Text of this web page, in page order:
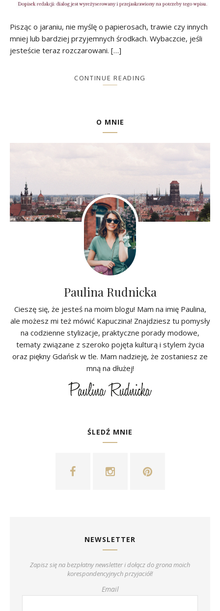
Pisząc o jaraniu, nie myślę o papierosach, trawie czy innych
mniej lub bardziej przyjemnych środkach. Wybaczcie, jeśli
jesteście teraz rozczarowani. […]
CONTINUE READING
O MNIE
Paulina Rudnicka
Cieszę się, że jesteś na moim blogu! Mam na imię Paulina,
ale możesz mi też mówić Kapuczina! Znajdziesz tu pomysły
na codzienne stylizacje, praktyczne porady modowe,
tematy związane z szeroko pojęta kulturą i stylem życia
oraz piękny Gdańsk w tle. Mam nadzieję, że zostaniesz ze
mną na dłużej!
ŚLEDŹ MNIE
NEWSLETTER
Zapisz się na bezpłatny newsletter i dołącz do grona moich
korespondencyjnych przyjaciół!
Email